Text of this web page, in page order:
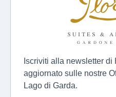
Iscriviti alla newsletter
aggiornato sulle nostre
Lago di Garda.